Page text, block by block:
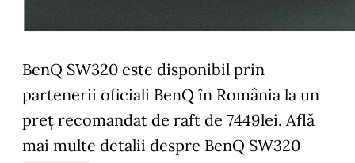
BenQ SW320 este disponibil prin
partenerii oficiali BenQ în România la un
preţ recomandat de raft de 7449lei. Află
mai multe detalii despre BenQ SW320